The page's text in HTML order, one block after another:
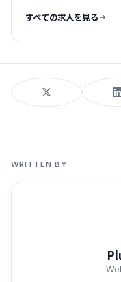
すべての求人を見る
WRITTEN BY